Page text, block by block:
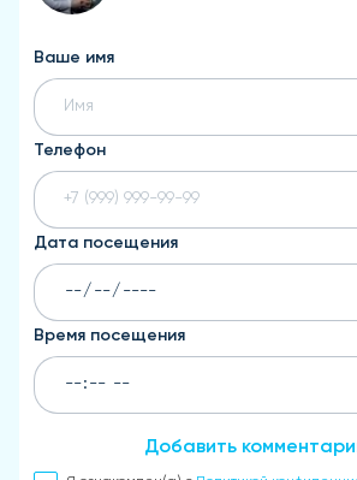
Ваше имя
Телефон
Дата посещения
Время посещения
Добавить